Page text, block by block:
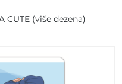
CUTE (više dezena)